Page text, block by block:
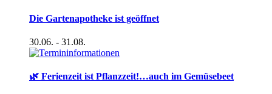
Die Gartenapotheke ist geöffnet
30.06. - 31.08.
🌿 Ferienzeit ist Pflanzzeit!…auch im Gemüsebeet